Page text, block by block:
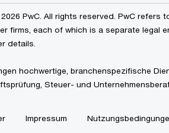
PwC. All rights reserved. PwC refers
firms, each of which is a separate legal
details.
hochwertige, branchenspezifische
Steuer- und
Impressum